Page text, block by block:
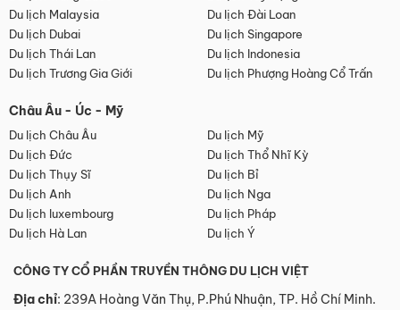
Du lịch Malaysia
Du lịch Đài Loan
Du lịch Dubai
Du lịch Singapore
Du lịch Thái Lan
Du lịch Indonesia
Du lịch Trương Gia Giới
Du lịch Phượng Hoàng Cổ Trấn
Châu Âu - Úc - Mỹ
Du lịch Châu Âu
Du lịch Mỹ
Du lịch Đức
Du lịch Thổ Nhĩ Kỳ
Du lịch Thụy Sĩ
Du lịch Bỉ
Du lịch Anh
Du lịch Nga
Du lịch luxembourg
Du lịch Pháp
Du lịch Hà Lan
Du lịch Ý
CÔNG TY CỔ PHẦN TRUYỀN THÔNG DU LỊCH VIỆT
Địa chỉ: 239A Hoàng Văn Thụ, P.Phú Nhuận, TP. Hồ Chí Minh.